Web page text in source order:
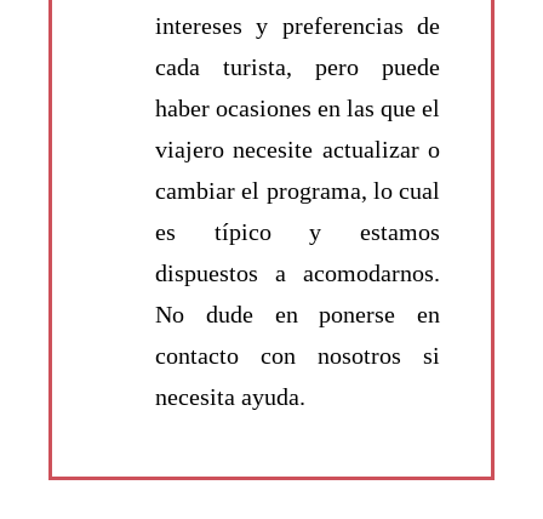
intereses y preferencias de
cada turista, pero puede
haber ocasiones en las que el
viajero necesite actualizar o
cambiar el programa, lo cual
es típico y estamos
dispuestos a acomodarnos.
No dude en ponerse en
contacto con nosotros si
necesita ayuda.